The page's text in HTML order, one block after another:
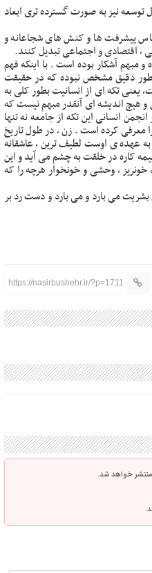
در حال توسعه نیز به صورت گسترده تری ابعاد
پیشرفت ها و کنش های شجاعانه و
اقتصادی و اجتماعی تبدیل کنند.
مبهم آشکار بوده است . با اینکه فهم
دقیق مشخص نبوده که در حقیقت
یعنی تکه ای از انسانیت بطور کلی به
هیچ اندیشه ای آنقدر مبهم نیست که
انسانی این تکه از جامعه نه تنها
معرفی کرده است . زن ، در طول تاریخ
عهده ی اوست لطیف ترین ، عاشقانه
کاره در خلقت به چشم می آید و این
، وحشی و خونخوار هرچه را که
می بارد و می بارد و دست رد بر
https://nasirbushehr.ir/?p=1711
خواهد شد.